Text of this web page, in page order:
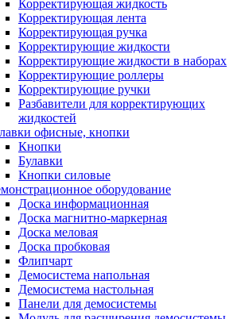
Корректирующая жидкость
Корректирующая лента
Корректирующая ручка
Корректирующие жидкости
Корректирующие жидкости в наборах
Корректирующие роллеры
Корректирующие ручки
Разбавители для корректирующих
жидкостей
офисные, кнопки
Кнопки
Булавки
Кнопки силовые
оборудование
Доска информационная
Доска магнитно-маркерная
Доска меловая
Доска пробковая
Флипчарт
Демосистема напольная
Демосистема настольная
Панели для демосистемы